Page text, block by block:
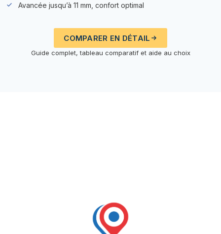
Avancée jusqu’à 11 mm, confort optimal
COMPARER EN DÉTAIL
Guide complet, tableau comparatif et aide au choix